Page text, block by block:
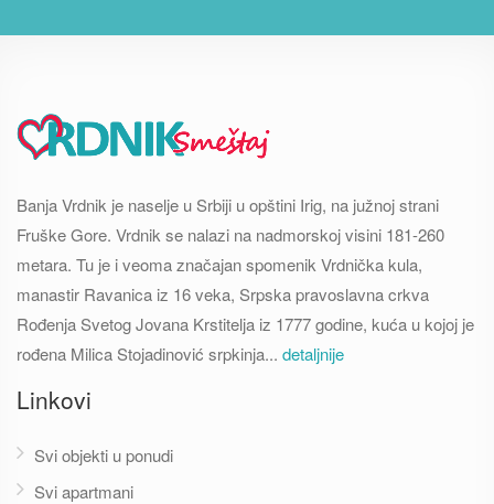
Banja Vrdnik je naselje u Srbiji u opštini Irig, na južnoj strani
Fruške Gore. Vrdnik se nalazi na nadmorskoj visini 181-260
metara. Tu je i veoma značajan spomenik Vrdnička kula,
manastir Ravanica iz 16 veka, Srpska pravoslavna crkva
Rođenja Svetog Jovana Krstitelja iz 1777 godine, kuća u kojoj je
rođena Milica Stojadinović srpkinja... detaljnije
Linkovi
Svi objekti u ponudi
Svi apartmani